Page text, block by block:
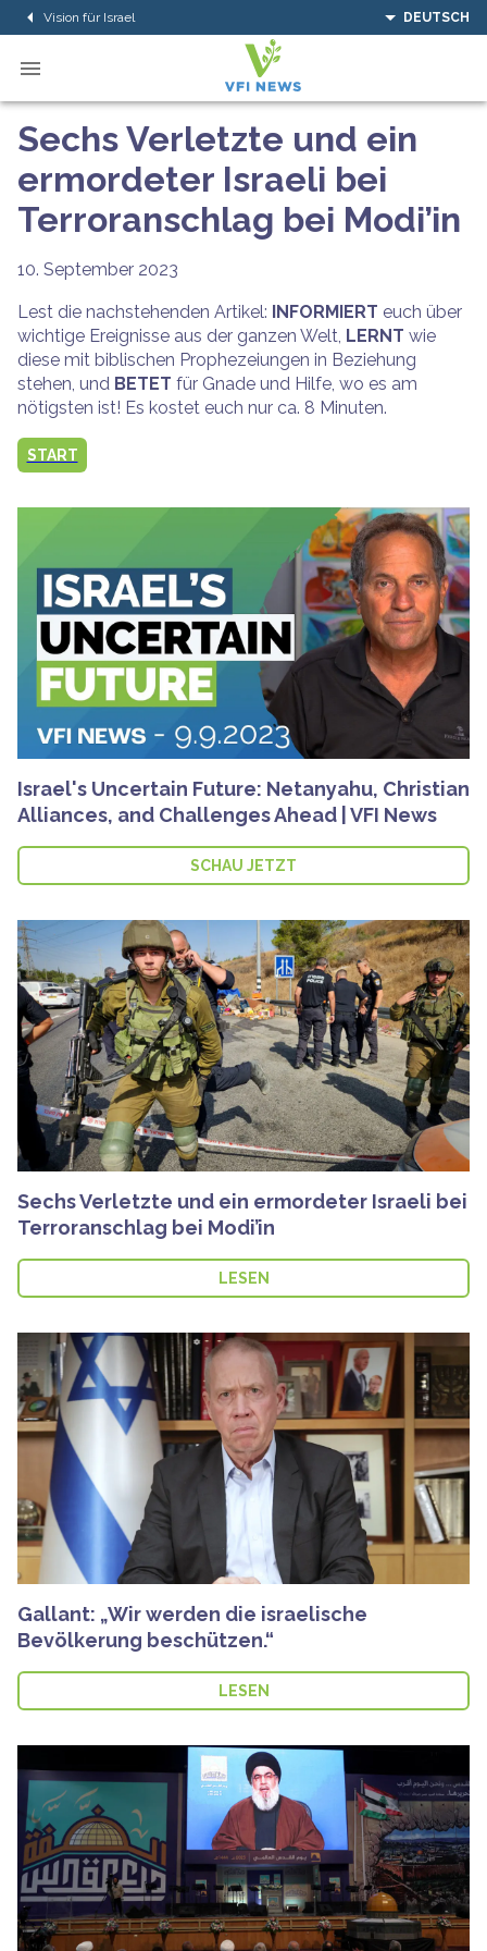
Vision für Israel DEUTSCH
Sechs Verletzte und ein
ermordeter Israeli bei
Terroranschlag bei Modi’in
10. September 2023
Lest die nachstehenden Artikel: INFORMIERT euch über
wichtige Ereignisse aus der ganzen Welt, LERNT wie
diese mit biblischen Prophezeiungen in Beziehung
stehen, und BETET für Gnade und Hilfe, wo es am
nötigsten ist! Es kostet euch nur ca. 8 Minuten.
START
Israel's Uncertain Future: Netanyahu, Christian
Alliances, and Challenges Ahead | VFI News
SCHAU JETZT
Sechs Verletzte und ein ermordeter Israeli bei
Terroranschlag bei Modi’in
LESEN
Gallant: „Wir werden die israelische
Bevölkerung beschützen.“
LESEN